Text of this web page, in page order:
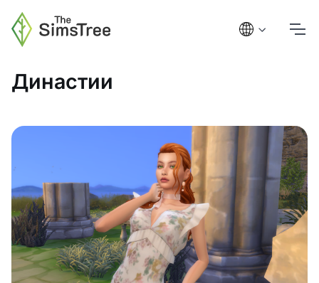
Династии